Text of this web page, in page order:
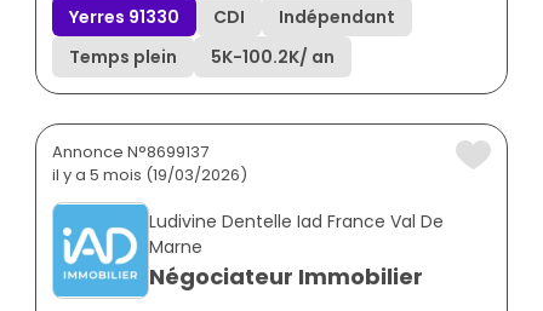
Yerres 91330 CDI
Indépendant
Temps plein
5K-100.2K/ an
Annonce N°8699137
il y a 5 mois (19/03/2026)
Ludivine Dentelle Iad France Val De
Marne
Négociateur Immobilier